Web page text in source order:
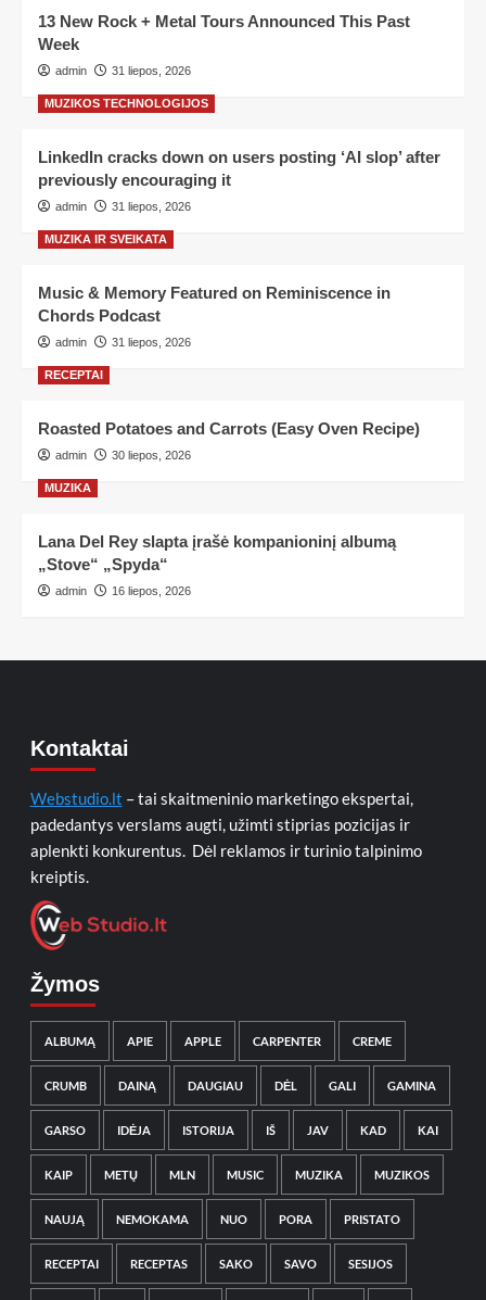
13 New Rock + Metal Tours Announced This Past
Week
admin 31 liepos, 2026
MUZIKOS TECHNOLOGIJOS
LinkedIn cracks down on users posting ‘AI slop’ after
previously encouraging it
admin 31 liepos, 2026
MUZIKA IR SVEIKATA
Music & Memory Featured on Reminiscence in
Chords Podcast
admin 31 liepos, 2026
RECEPTAI
Roasted Potatoes and Carrots (Easy Oven Recipe)
admin 30 liepos, 2026
MUZIKA
Lana Del Rey slapta įrašė kompanioninį albumą
„Stove“ „Spyda“
admin 16 liepos, 2026
Kontaktai
Webstudio.lt – tai skaitmeninio marketingo ekspertai,
padedantys verslams augti, užimti stiprias pozicijas ir
aplenkti konkurentus. Dėl reklamos ir turinio talpinimo
kreiptis.
Žymos
ALBUMĄ APIE APPLE CARPENTER CREME
CRUMB DAINĄ DAUGIAU DĖL GALI GAMINA
GARSO IDĖJA ISTORIJA IŠ JAV KAD KAI
KAIP METŲ MLN MUSIC MUZIKA MUZIKOS
NAUJĄ NEMOKAMA NUO PORA PRISTATO
RECEPTAI RECEPTAS SAKO SAVO SESIJOS